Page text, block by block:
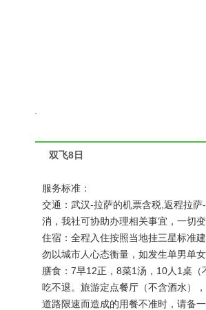
双飞8日
服务标准：
交通：武汉-拉萨的机票含税,返程拉
消，我社可协助办理相关事宜，一切
住宿：全程入住按照当地挂三星标准
勿以城市人心态衡量，如发生单男单
膳食：7早12正，8菜1汤，10人1桌
吃不退。旅游定点餐厅（不含酒水）
道路限速而造成的用餐不准时，请备